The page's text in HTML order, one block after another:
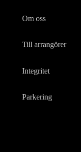
Om oss
Till arrangörer
Integritet
Parkering